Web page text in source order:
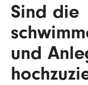
Sind die
und